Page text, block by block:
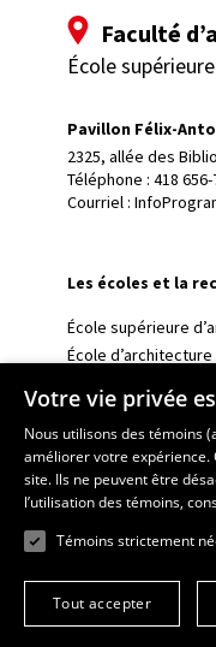
Faculté
École
Pavillon Félix-
2325, allée des
Téléphone : 418 656-
Courriel :
Les écoles et la
École supérieure
École d’architecture
École de design
Centre de
Votre vie privée
Nous utilisons des témoins
améliorer votre expérience.
site. Ils ne peuvent être
l’utilisation des témoins,
Témoins strictement
Tout accepter